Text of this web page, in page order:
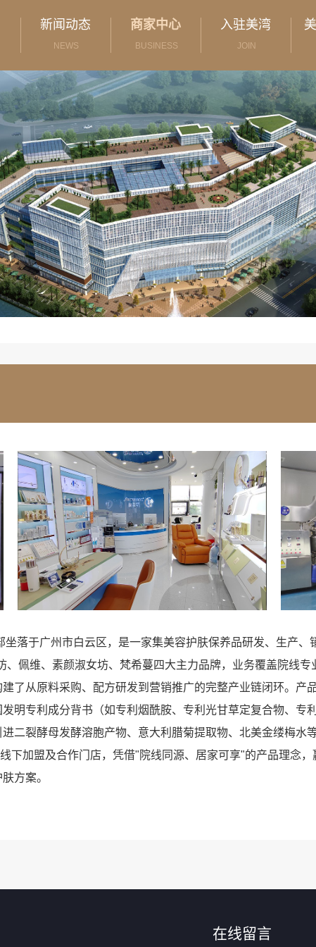
新闻动态 商家中心 入驻美湾
BUSINESS
NEWS JOIN
落于广州市白云区，是一家集美容护肤保养品研发、生产
佩维、素颜淑女坊、梵希蔓四大主力品牌，业务覆盖院线专
了从原料采购、配方研发到营销推广的完整产业链闭环。产
明专利成分背书（如专利烟酰胺、专利光甘草定复合物、专
二裂酵母发酵溶胞产物、意大利腊菊提取物、北美金缕梅水
下加盟及合作门店，凭借"院线同源、居家可享"的产品理念，
方案。
在线留言